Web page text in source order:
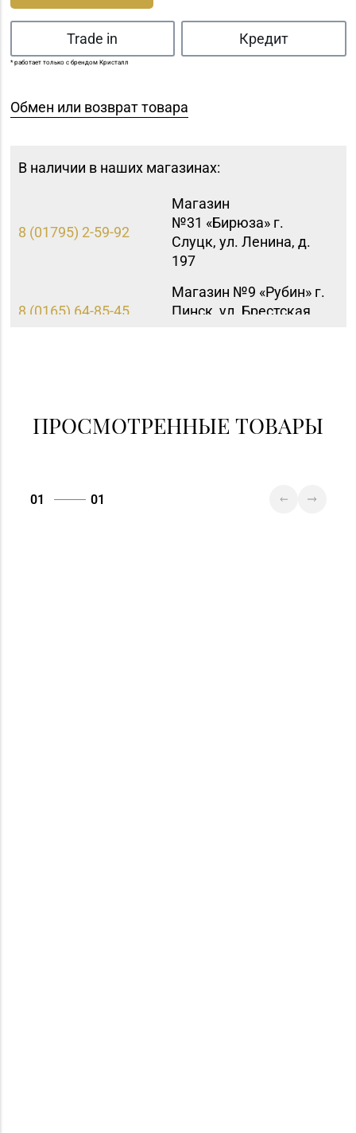
Trade in Кредит
* работает только с брендом Кристалл
Обмен или возврат товара
В наличии в наших магазинах:
8 (01795) 2-59-92
Магазин
№31 «Бирюза» г.
Слуцк, ул. Ленина, д.
197
8 (0165) 64-85-45
Магазин №9 «Рубин» г.
Пинск, ул. Брестская,
пр-т Победы, д. 18
Притыцкого, 156/1
ПРОСМОТРЕННЫЕ ТОВАРЫ
01 01